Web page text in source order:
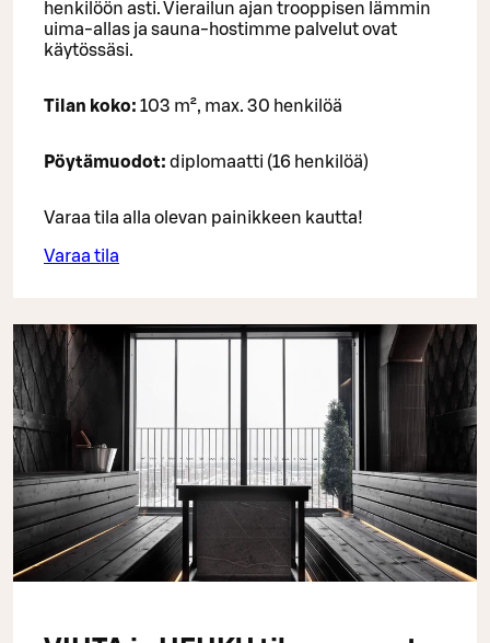
henkilöön asti. Vierailun ajan trooppisen lämmin
uima-allas ja sauna-hostimme palvelut ovat
käytössäsi.
Tilan koko: 103 m², max. 30 henkilöä
Pöytämuodot: diplomaatti (16 henkilöä)
Varaa tila alla olevan painikkeen kautta!
Varaa tila